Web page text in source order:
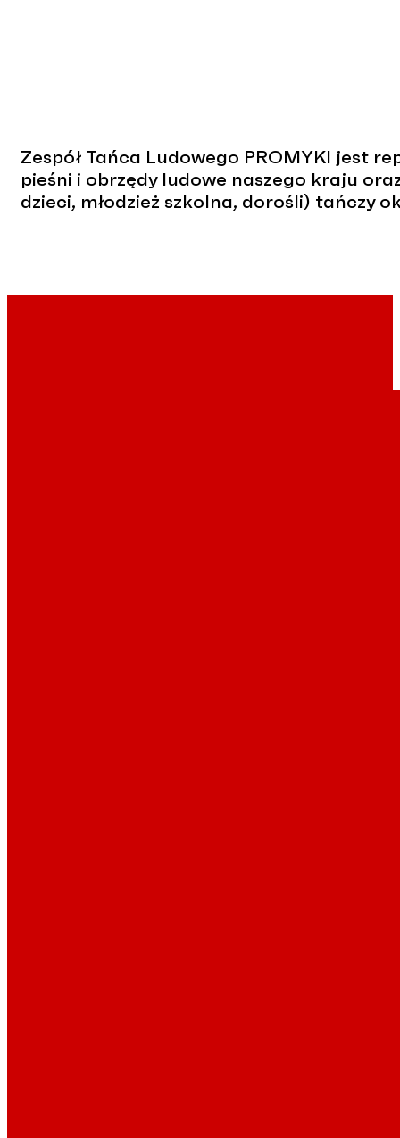
Zespół Tańca Ludowego PROMYKI jest
pieśni i obrzędy ludowe naszego kraju
dzieci, młodzież szkolna, dorośli) tańczy